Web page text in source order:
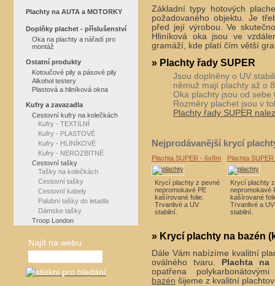
Základní typy hotových
požadovaného objektu. Je
před její výrobou. Ve
Hliníková oka jsou ve
gramáží, kde platí čím větší
» Plachty řady SUPER
Jsou doplněny o UV
němuž mají plachty až o
Oka plachty jsou od sebe
Rozměry plachet jsou v
Plachty řady SUPER
Nejprodávanější krycí
Plachta SUPER - 6x8m Plachta
Krycí plachty z pevné
nepromokavé PE
kašírované folie.
Trvanlivé a UV
stabilní.
Krycí plachty
nepromokavé
kašírované
Trvanlivé a UV
stabilní.
» Krycí plachty na bazén
Dále Vám nabízíme kvalitní
oválného tvaru. Plachta na
opatřena
bazén šijeme z kvalitní
Plachty na AUTA a MOTORKY
Doplňky plachet - příslušenství
Oka na plachty a nářadí pro
montáž
Ostatní produkty
Kotoučové pily a pásové pily
Alkohol testery
Plastová a hliníková okna
Kufry a zavazadla
Cestovní kufry na kolečkách
Kufry - TEXTILNÍ
Kufry - PLASTOVÉ
Kufry - HLINÍKOVÉ
Kufry - NEROZBITNÉ
Cestovní tašky
Tašky na kolečkách
Cestovní tašky
Cestovní kabely
Palubní tašky do letadla
Dámske tašky
Troop London
Najít na webu